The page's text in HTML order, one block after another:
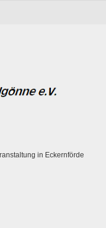
in Eckernförde